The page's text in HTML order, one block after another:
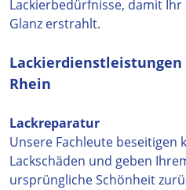
Lackierbedürfnisse, damit
Glanz erstrahlt.
Lackierdienstleistungen
Rhein
Lackreparatur
Unsere Fachleute beseitigen
Lackschäden und geben
ursprüngliche Schönheit